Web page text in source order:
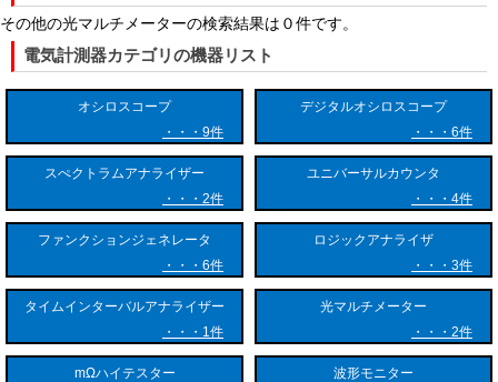
大幅に削減できます。
現場作業を想定したハンディタイプが主流であり、耐衝撃性や防塵・防
滴性を備えた頑丈な設計が特徴です。バッテリー駆動により、屋外の作
業現場でも長時間の運用が可能です。
技術的な特徴としては、光源と受光側の波長を同期させる波長自動認識
す。また、測定データを内部メモリに保存し、USBやBluetooth経由で
PCやスマートフォンへ転送して、現場で即座に測定レポートを作成で
◆光マルチメーターの主な用途
光マルチメーターは、光通信が関わる多様な現場で利用されています。
その他の光マルチメーターの検索結果は０件です。
電気計測器カテゴリの機器リスト
オシロスコープ
9件
デジタルオシロスコープ
6件
スぺクトラムアナライザー
2件
ユニバーサルカウンタ
4件
ファンクションジェネレータ
6件
ロジックアナライザ
3件
タイムインターバルアナライザー
1件
光マルチメーター
2件
mΩハイテスター
波形モニター